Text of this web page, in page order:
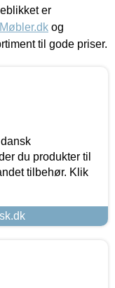
er
og
til gode priser.
du produkter til
tilbehør. Klik